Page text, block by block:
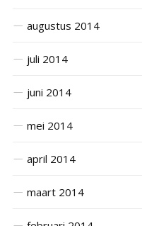
augustus 2014
juli 2014
juni 2014
mei 2014
april 2014
maart 2014